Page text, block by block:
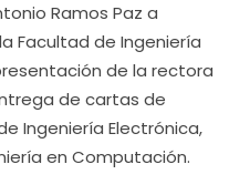
Ramos Paz a
Facultad de Ingeniería
de la rectora
de cartas de
Ingeniería Electrónica,
en Computación.